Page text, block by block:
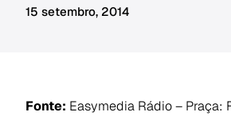
15 setembro, 2014
Fonte: Easymedia Rádio – Praça: